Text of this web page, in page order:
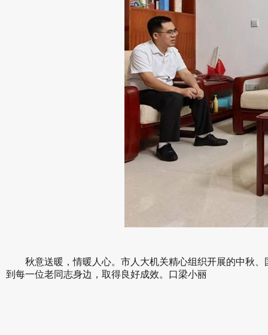
秋意送暖，情暖人心。市人大机关精心组织开展的中秋
到每一位老同志身边，取得良好成效。 口梁小丽